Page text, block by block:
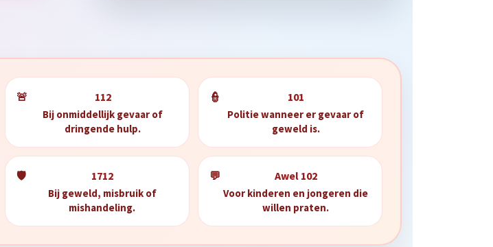
🚨 112
Bij onmiddellijk gevaar of
dringende hulp.
👮 101
Politie wanneer er gevaar of
geweld is.
🛡️ 1712
Bij geweld, misbruik of
mishandeling.
💬 Awel 102
Voor kinderen en jongeren die
willen praten.